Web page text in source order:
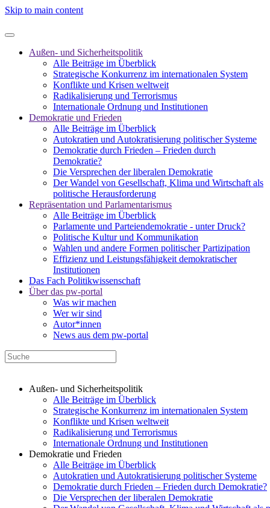
Skip to main content
Außen- und Sicherheitspolitik
Alle Beiträge im Überblick
Strategische Konkurrenz im internationalen System
Konflikte und Krisen weltweit
Radikalisierung und Terrorismus
Internationale Ordnung und Institutionen
Demokratie und Frieden
Alle Beiträge im Überblick
Autokratien und Autokratisierung politischer Systeme
Demokratie durch Frieden – Frieden durch
Demokratie?
Die Versprechen der liberalen Demokratie
Der Wandel von Gesellschaft, Klima und Wirtschaft als
politische Herausforderung
Repräsentation und Parlamentarismus
Alle Beiträge im Überblick
Parlamente und Parteiendemokratie - unter Druck?
Politische Kultur und Kommunikation
Wahlen und andere Formen politischer Partizipation
Effizienz und Leistungsfähigkeit demokratischer
Institutionen
Das Fach Politikwissenschaft
Über das pw-portal
Was wir machen
Wer wir sind
Autor*innen
News aus dem pw-portal
Außen- und Sicherheitspolitik
Alle Beiträge im Überblick
Strategische Konkurrenz im internationalen System
Konflikte und Krisen weltweit
Radikalisierung und Terrorismus
Internationale Ordnung und Institutionen
Demokratie und Frieden
Alle Beiträge im Überblick
Autokratien und Autokratisierung politischer Systeme
Demokratie durch Frieden – Frieden durch Demokratie?
Die Versprechen der liberalen Demokratie